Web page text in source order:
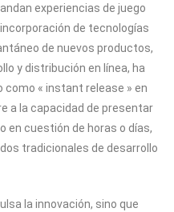
experiencias de juego
de tecnologías
de nuevos productos,
y distribución en línea, ha
como « instant release » en
a la capacidad de presentar
en cuestión de horas o días,
tradicionales de desarrollo
la innovación, sino que